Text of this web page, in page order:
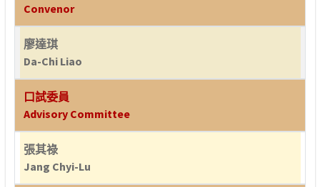
Convenor
廖達琪
Da-Chi Liao
口試委員
Advisory Committee
張其祿
Jang Chyi-Lu